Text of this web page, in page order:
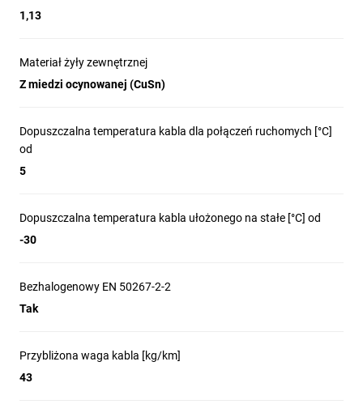
1,13
Materiał żyły zewnętrznej
Z miedzi ocynowanej (CuSn)
Dopuszczalna temperatura kabla dla połączeń ruchomych [°C]
od
5
Dopuszczalna temperatura kabla ułożonego na stałe [°C] od
-30
Bezhalogenowy EN 50267-2-2
Tak
Przybliżona waga kabla [kg/km]
43